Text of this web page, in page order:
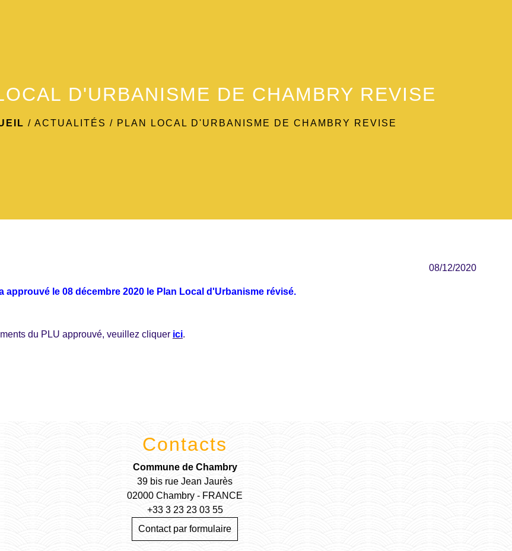
D'URBANISME DE CHAMBRY REVISE
/ACTUALITÉS / PLAN LOCAL D'URBANISME DE CHAMBRY REVISE
08/12/2020
approuvé le 08 décembre 2020 le Plan Local d'Urbanisme révisé.
du PLU approuvé, veuillez cliquer ici.
Contacts
Commune de Chambry
39 bis rue Jean Jaurès
02000 Chambry - FRANCE
+33 3 23 23 03 55
Contact par formulaire